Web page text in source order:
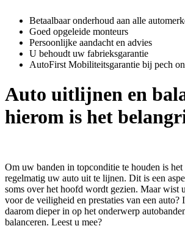
Betaalbaar onderhoud aan alle
Goed opgeleide monteurs
Persoonlijke aandacht en advies
U behoudt uw fabrieksgarantie
AutoFirst Mobiliteitsgarantie bij pech
Auto uitlijnen en
hierom is het
Om uw banden in topconditie te houden is
regelmatig uw auto uit te lijnen. Dit is een
soms over het hoofd wordt gezien. Maar wist
voor de veiligheid en prestaties van een auto?
daarom dieper in op het onderwerp
balanceren. Leest u mee?